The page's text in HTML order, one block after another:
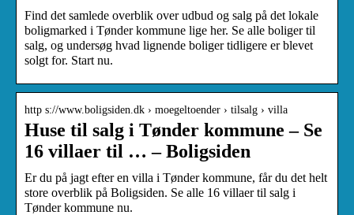
Find det samlede overblik over udbud og salg på det lokale
boligmarked i Tønder kommune lige her. Se alle boliger til
salg, og undersøg hvad lignende boliger tidligere er blevet
solgt for. Start nu.
http s://www.boligsiden.dk › moegeltoender › tilsalg › villa
Huse til salg i Tønder kommune – Se
16 villaer til … – Boligsiden
Er du på jagt efter en villa i Tønder kommune, får du det helt
store overblik på Boligsiden. Se alle 16 villaer til salg i
Tønder kommune nu.